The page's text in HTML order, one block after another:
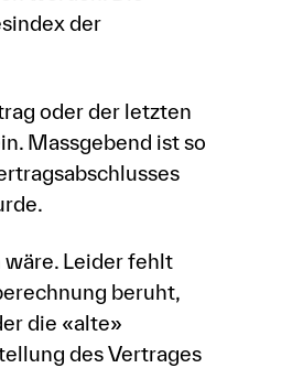
der
oder der letzten
Massgebend ist so
wäre. Leider fehlt
beruht,
die «alte»
des Vertrages